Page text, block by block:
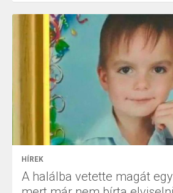
HÍREK
A halálba vetette magát